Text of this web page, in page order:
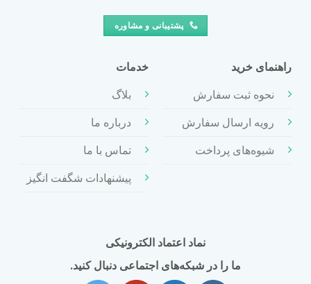
پشتیبانی و مشاوره
راهنمای خرید
نحوه ثبت سفارش
رویه ارسال سفارش
شیوه‌های پرداخت
خدمات
بلاگ
درباره ما
تماس با ما
پیشنهادات شگفت انگیز
نماد اعتماد الکترونیکی
ما را در شبکه‌های اجتماعی دنبال کنید.